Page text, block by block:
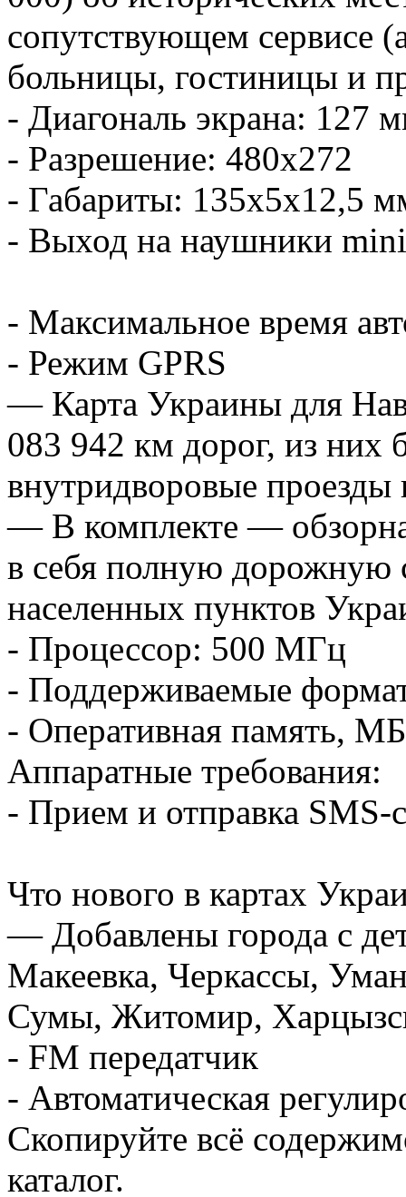
сопутствующем сервисе
больницы, гостиницы и
- Диагональ экрана: 127
- Разрешение: 480х272
- Габариты: 135х5х12,5
- Выход на наушники
- Максимальное время
- Режим GPRS
— Карта Украины для
083 942 км дорог, из
внутридворовые проезды
— В комплекте —
в себя полную дорожную
населенных пунктов
- Процессор: 500 МГц
- Поддерживаемые
- Оперативная память,
Аппаратные требования:
- Прием и отправка
Что нового в картах
— Добавлены города с
Макеевка, Черкассы,
Сумы, Житомир,
- FM передатчик
- Автоматическая
Скопируйте всё
каталог.